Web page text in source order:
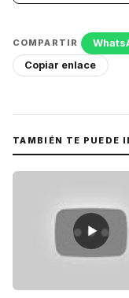
COMPARTIR
Copiar enlace
TAMBIÉN TE PUEDE
▶